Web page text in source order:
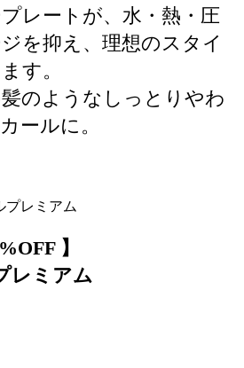
レートが、水・熱・圧
を抑え、理想のスタイ
す。
のようなしっとりやわ
ールに。
】
レミアム